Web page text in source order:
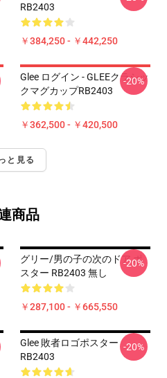
RB2403
￥384,250 - ￥442,250
Glee ログイン - GLEEクラシッ
クマグカップRB2403
￥362,500 - ￥420,500
-20%
と見る
商品
グリー/男の子の次のドア ポ
スター RB2403 無し
￥287,100 - ￥665,550
-20%
Glee 敗者ロゴポスター
RB2403
-20%